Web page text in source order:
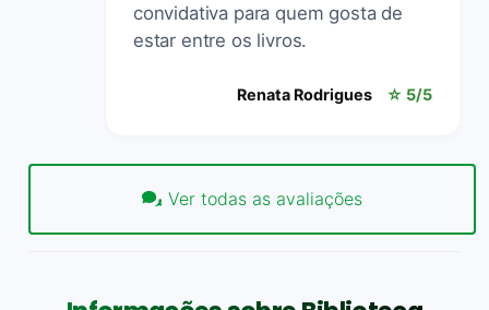
convidativa para quem gosta de
estar entre os livros.
Renata Rodrigues ☆ 5/5
Ver todas as avaliações